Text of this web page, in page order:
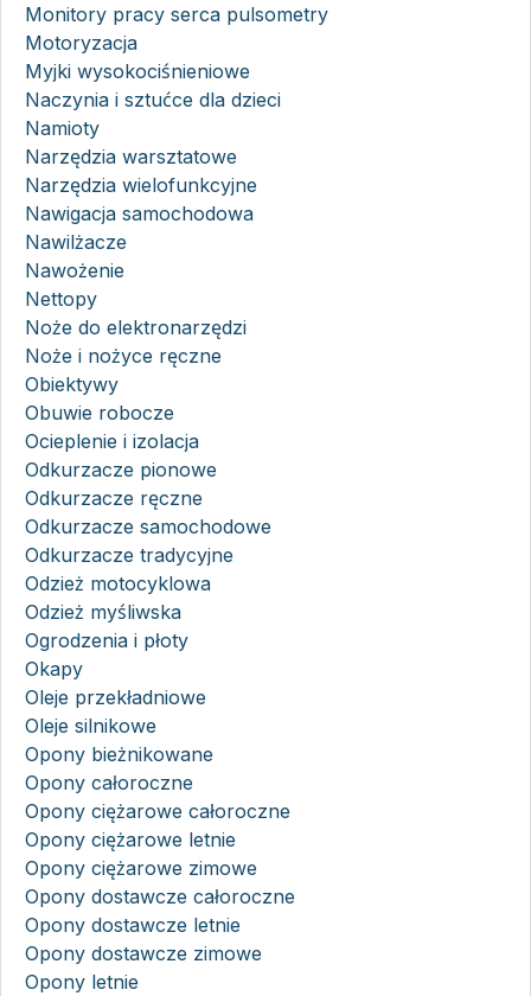
Monitory pracy serca pulsometry
Motoryzacja
Myjki wysokociśnieniowe
Naczynia i sztućce dla dzieci
Namioty
Narzędzia warsztatowe
Narzędzia wielofunkcyjne
Nawigacja samochodowa
Nawilżacze
Nawożenie
Nettopy
Noże do elektronarzędzi
Noże i nożyce ręczne
Obiektywy
Obuwie robocze
Ocieplenie i izolacja
Odkurzacze pionowe
Odkurzacze ręczne
Odkurzacze samochodowe
Odkurzacze tradycyjne
Odzież motocyklowa
Odzież myśliwska
Ogrodzenia i płoty
Okapy
Oleje przekładniowe
Oleje silnikowe
Opony bieżnikowane
Opony całoroczne
Opony ciężarowe całoroczne
Opony ciężarowe letnie
Opony ciężarowe zimowe
Opony dostawcze całoroczne
Opony dostawcze letnie
Opony dostawcze zimowe
Opony letnie